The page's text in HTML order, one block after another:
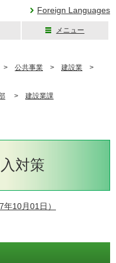
Foreign Languages
メニュー
> 公共事業 > 建設業 >
> 建設業課
対策
年10月01日）